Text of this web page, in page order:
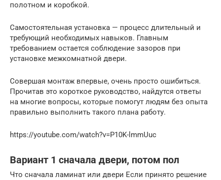
полотном и коробкой.
Самостоятельная установка — процесс длительный и
требующий необходимых навыков. Главным
требованием остается соблюдение зазоров при
установке межкомнатной двери.
Совершая монтаж впервые, очень просто ошибиться.
Прочитав это короткое руководство, найдутся ответы
на многие вопросы, которые помогут людям без опыта
правильно выполнить такого плана работу.
https://youtube.com/watch?v=P10K-lmmUuc
Вариант 1 сначала двери, потом пол
Что сначала ламинат или двери Если принято решение